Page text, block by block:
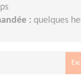
: quelques